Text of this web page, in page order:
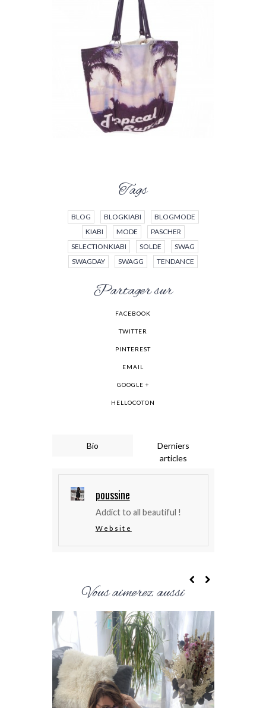
Tags
BLOG BLOGKIABI
BLOGMODE
KIABI
MODE
PASCHER
SELECTIONKIABI
SOLDE
SWAG
SWAGDAY
SWAGG TENDANCE
Partager sur
FACEBOOK
TWITTER
PINTEREST
EMAIL
GOOGLE +
HELLOCOTON
Bio
Derniers
articles
poussine
Addict to all beautiful !
Website
Vous aimerez aussi